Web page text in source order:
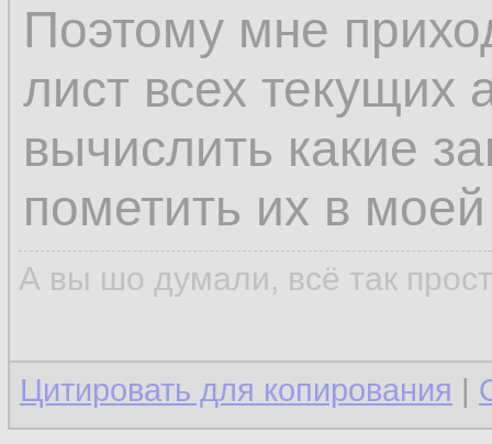
Поэтому мне
лист всех текущих
вычислить какие
пометить их в
А вы шо думали, всё так
Цитировать для копирования |